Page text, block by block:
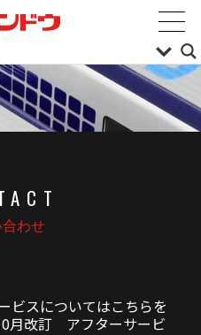
わせ
ビスについてはこちらを
月改訂 アフターサービ